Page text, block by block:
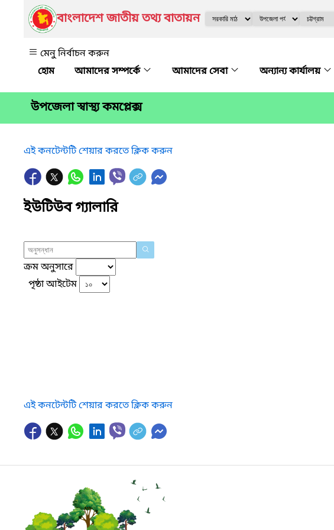
বাংলাদেশ জাতীয় তথ্য বাতায়ন
মেনু নির্বাচন করুন
আমাদের সম্পর্কে
আমাদের সেবা অন্যান্য কার্যালয়
উপজেলা স্বাস্থ্য কমপ্লেক্স
এই কনটেন্টটি শেয়ার করতে ক্লিক করুন
ইউটিউব গ্যালারি
ক্রম অনুসারে
পৃষ্ঠা আইটেম
এই কনটেন্টটি শেয়ার করতে ক্লিক করুন